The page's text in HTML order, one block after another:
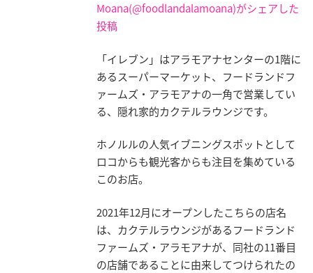
Moana(@foodlandalamoana)がシェアした
投稿
「イレブン」はアラモアナセンターの1階に
あるスーパーマーケット、フードランドフ
ァームズ・アラモアナの一角で営業してい
る、隠れ家的カクテルラウンジです。
ホノルルの人気イブニングスポットとして
ロコからも観光客からも注目を集めている
このお店。
2021年12月にオープンしたこちらの店名
は、カクテルラウンジがあるフードランド
ファームズ・アラモアナが、同社の11番目
の店舗であることに由来してつけられたの